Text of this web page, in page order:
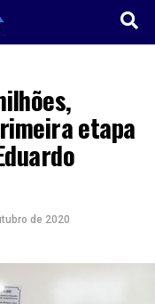
etapa
de 2020